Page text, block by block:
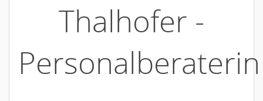
Thalhofer -
Personalberaterin